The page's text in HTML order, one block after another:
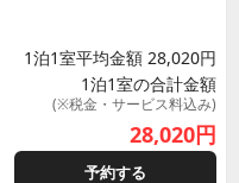
1泊1室平均金額 28,020円
1泊1室の合計金額
(※税金・サービス料込み)
28,020円
予約する